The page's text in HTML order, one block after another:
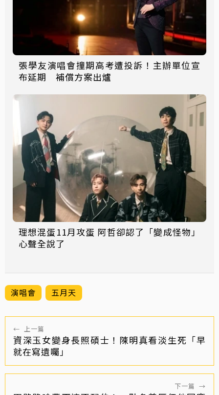
張學友演唱會撞期高考遭投訴！主辦單位宣
布延期 補償方案出爐
理想混蛋11月攻蛋 阿哲卻認了「變成怪物」
心聲全說了
演唱會 五月天
← 上一篇
資深玉女變身長照碩士！陳明真看淡生死「早
就在寫遺囑」
下一篇 →